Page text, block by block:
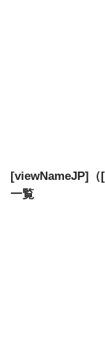
[viewNameJP]（
一覧